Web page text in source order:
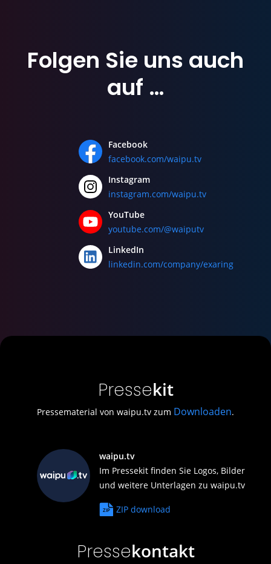
Folgen Sie uns auch
auf …
Facebook
facebook.com/waipu.tv
Instagram
instagram.com/waipu.tv
YouTube
youtube.com/@waiputv
LinkedIn
linkedin.com/company/exaring
Pressekit
Pressematerial von waipu.tv zum Downloaden.
waipu.tv
Im Pressekit finden Sie Logos, Bilder
und weitere Unterlagen zu waipu.tv
ZIP download
Pressekontakt